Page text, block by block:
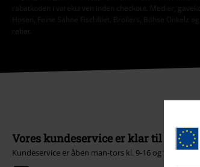
rabatkoden i varekurven inden checkout. Medier,
Hosen, Feine Sahne Fischfilet, Broilers, Böhse
rabat.
Vores kundeservice er klar til at
Kundeservice er åben man-tors kl. 9-16 og fre kl. 9-14.